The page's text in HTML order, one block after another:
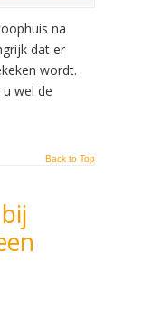
na
dat er
wordt.
wel de
Back to Top